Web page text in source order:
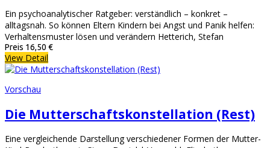
Ein psychoanalytischer Ratgeber: verständlich – konkret –
alltagsnah. So können Eltern Kindern bei Angst und Panik helfen:
Verhaltensmuster lösen und verändern Hetterich, Stefan
Preis 16,50 €
View Detail
Vorschau
Die Mutterschaftskonstellation (Rest)
Eine vergleichende Darstellung verschiedener Formen der Mutter-